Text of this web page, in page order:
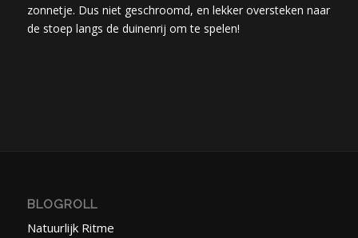
zonnetje. Dus niet geschroomd, en lekker oversteken naar
de stoep langs de duinenrij om te spelen!
BLOGROLL
Natuurlijk Ritme